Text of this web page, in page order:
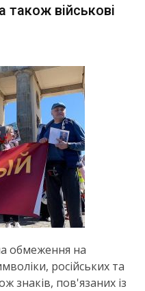
також військові
обмеження на
російських та
знаків, пов'язаних із